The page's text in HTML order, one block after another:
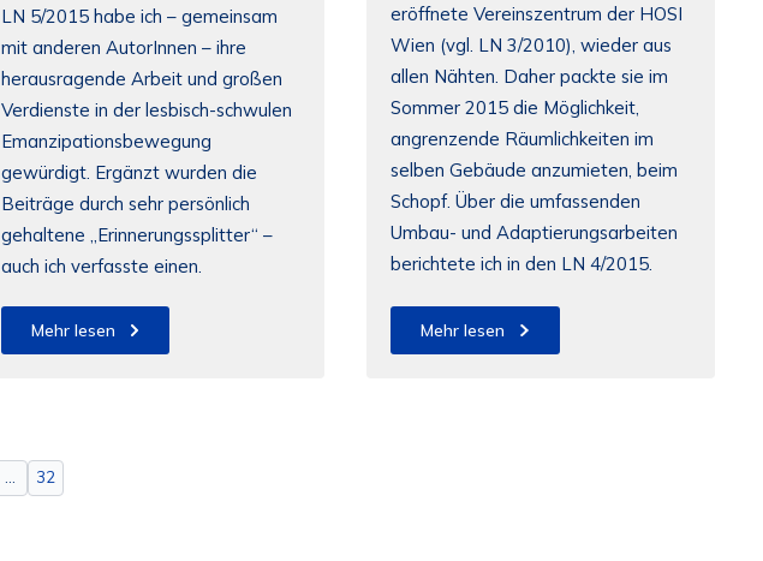
LN 5/2015 habe ich – gemeinsam
mit anderen AutorInnen – ihre
herausragende Arbeit und großen
Verdienste in der lesbisch-schwulen
Emanzipationsbewegung
gewürdigt. Ergänzt wurden die
Beiträge durch sehr persönlich
gehaltene „Erinnerungssplitter“ –
auch ich verfasste einen.
Mehr lesen
eröffnete Vereinszentrum der HOSI
Wien (vgl. LN 3/2010), wieder aus
allen Nähten. Daher packte sie im
Sommer 2015 die Möglichkeit,
angrenzende Räumlichkeiten im
selben Gebäude anzumieten, beim
Schopf. Über die umfassenden
Umbau- und Adaptierungsarbeiten
berichtete ich in den LN 4/2015.
Mehr lesen
… 32